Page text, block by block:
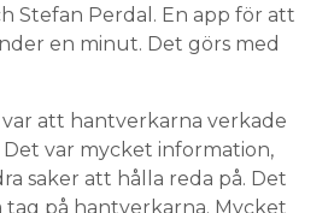
Stefan Perdal. En app för att
en minut. Det görs med
att hantverkarna verkade
Det var mycket information,
saker att hålla reda på. Det
tag på hantverkarna. Mycket